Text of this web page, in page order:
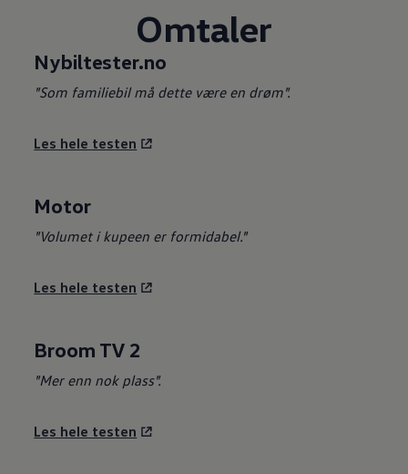
Omtaler
Nybiltester.no
"Som familiebil må dette være en drøm".
Les hele testen
Motor
"Volumet i kupeen er formidabel."
Les hele testen
Broom TV 2
"Mer enn nok plass".
Les hele testen